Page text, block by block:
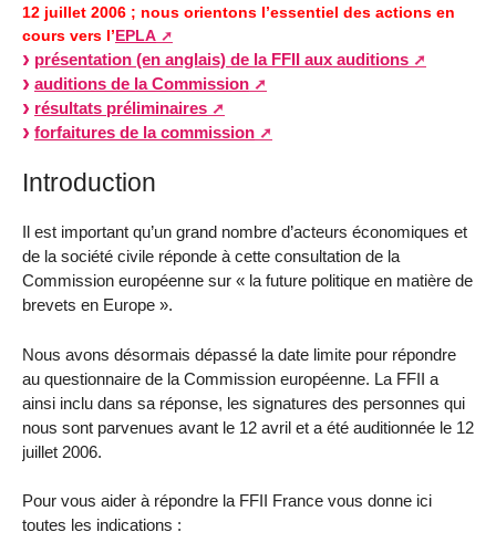
12 juillet 2006 ; nous orientons l’essentiel des actions en
cours vers l’EPLA
présentation (en anglais) de la FFII aux auditions
auditions de la Commission
résultats préliminaires
forfaitures de la commission
Introduction
Il est important qu’un grand nombre d’acteurs économiques et
de la société civile réponde à cette consultation de la
Commission européenne sur « la future politique en matière de
brevets en Europe ».
Nous avons désormais dépassé la date limite pour répondre
au questionnaire de la Commission européenne. La FFII a
ainsi inclu dans sa réponse, les signatures des personnes qui
nous sont parvenues avant le 12 avril et a été auditionnée le 12
juillet 2006.
Pour vous aider à répondre la FFII France vous donne ici
toutes les indications :